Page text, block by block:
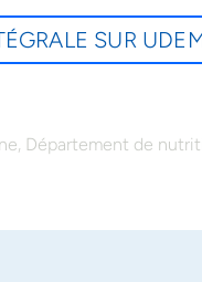
SUR
, Département de